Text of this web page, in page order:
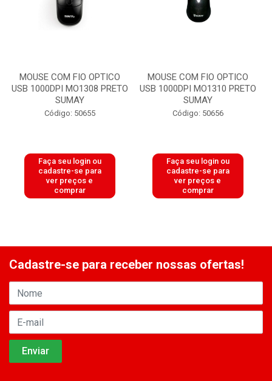
MOUSE COM FIO OPTICO
USB 1000DPI MO1308 PRETO
SUMAY
Código: 50655
Faça seu login ou
cadastre-se para
ver preços e
comprar
MOUSE COM FIO OPTICO
USB 1000DPI MO1310 PRETO
SUMAY
Código: 50656
Faça seu login ou
cadastre-se para
ver preços e
comprar
Cadastre-se para receber nossas ofertas!